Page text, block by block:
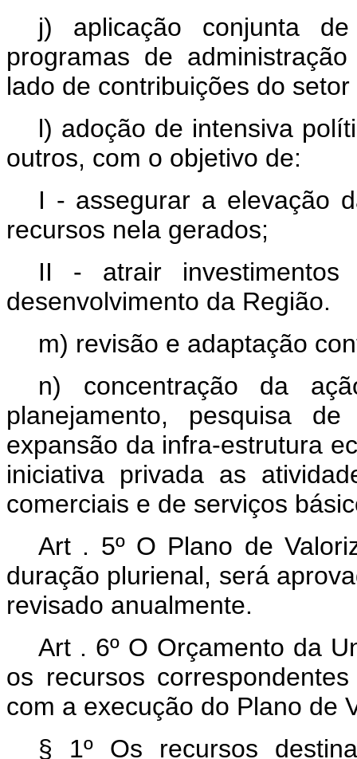
j) aplicação conjunta
programas de
lado de contribuições do
l) adoção de intensiva
outros, com o objetivo de:
I - assegurar a elevação
recursos nela gerados;
II - atrair
desenvolvimento da Região.
m) revisão e adaptação
n) concentração da
planejamento, pesquisa
expansão da infra-estrutura
iniciativa privada as
comerciais e de serviços
Art . 5º O Plano de
duração plurienal, será
revisado anualmente.
Art . 6º O Orçamento da
os recursos
com a execução do Plano de
§ 1º Os recursos